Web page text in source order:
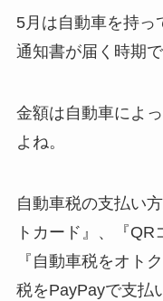
5月は自動車を持っ
通知書が届く時期で
金額は自動車によ
よね。
自動車税の支払い
トカード』、『QR
『自動車税をオト
税をPayPayで支払